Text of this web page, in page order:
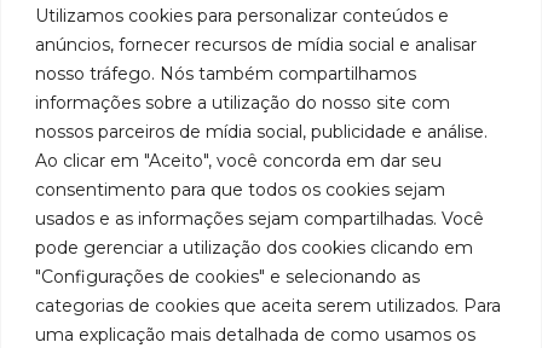
Utilizamos cookies para personalizar conteúdos e
anúncios, fornecer recursos de mídia social e analisar
nosso tráfego. Nós também compartilhamos
informações sobre a utilização do nosso site com
nossos parceiros de mídia social, publicidade e análise.
Ao clicar em "Aceito", você concorda em dar seu
consentimento para que todos os cookies sejam
usados e as informações sejam compartilhadas. Você
pode gerenciar a utilização dos cookies clicando em
"Configurações de cookies" e selecionando as
categorias de cookies que aceita serem utilizados. Para
uma explicação mais detalhada de como usamos os
líder
em
fabricação
de
equipamentos
para
lubrificação
e
abastecimento
Privacidade
Políticas
de
Cookies
A Bozza
Produtos
Soluções
Assistências
Técnicas
Seja um
representante
Trabalhe
Conosco
Localização
Rua
Tiradentes,
931 – Anexo
Franchini,
50/96
Bairro: Santa
Terezinha
São Bernardo
Conosco
SAC: 0800
019 5050
Facebook
LinkedIn
Instagram